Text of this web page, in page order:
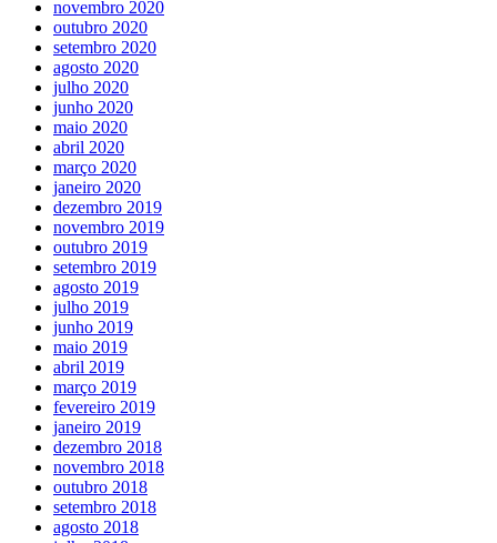
novembro 2020
outubro 2020
setembro 2020
agosto 2020
julho 2020
junho 2020
maio 2020
abril 2020
março 2020
janeiro 2020
dezembro 2019
novembro 2019
outubro 2019
setembro 2019
agosto 2019
julho 2019
junho 2019
maio 2019
abril 2019
março 2019
fevereiro 2019
janeiro 2019
dezembro 2018
novembro 2018
outubro 2018
setembro 2018
agosto 2018